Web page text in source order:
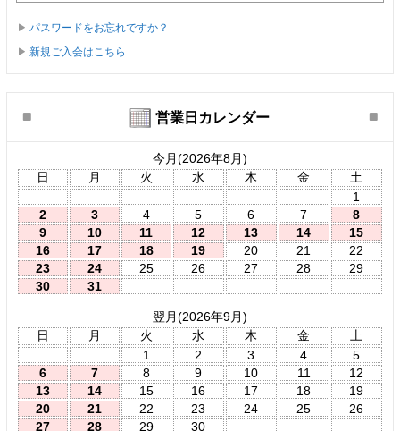
パスワードをお忘れですか？
新規ご入会はこちら
営業日カレンダー
今月(2026年8月)
日
月 火 水 木 金
土
1
2
3 4 5 6 7
8
9
10 11 12 13 14
15
16
17 18 19 20 21
22
23
24 25 26 27 28
29
30
31
翌月(2026年9月)
日
月 火 水 木 金
土
1
2 3 4
5
6
7 8 9 10 11
12
13
14 15 16 17 18
19
20
21 22 23 24 25
26
27
28 29 30